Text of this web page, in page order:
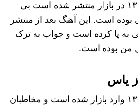
این آهنگ در سال ۱۳۹۲ در بازار منتشر شده است بی
بوده است. این آهنگ بعد از منتشر
به پا کرده است و جواب به ترک
من بوده است.
یاس
این آهنگ در سال ۱۳۹۶ وارد بازار شده است و مخاطبان